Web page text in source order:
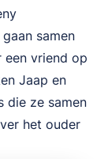
samen
een vriend op
Jaap en
die ze samen
het ouder